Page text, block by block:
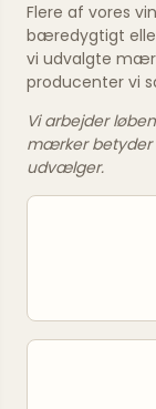
Flere af vores
bæredygtigt
vi udvalgte
producenter vi
Vi arbejder
mærker betyder
udvælger.